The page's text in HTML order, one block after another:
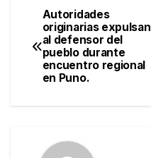
Navegación
de
entradas
Autoridades
originarias expulsan
al defensor del
pueblo durante
encuentro regional
en Puno.